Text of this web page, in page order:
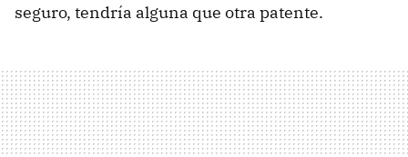
seguro, tendría alguna que otra patente.